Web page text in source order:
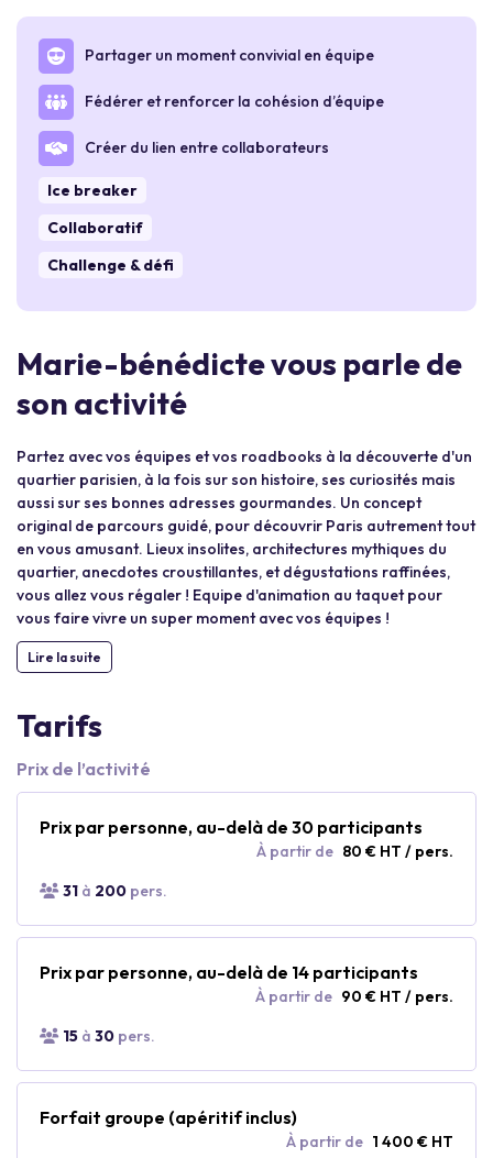
Partager un moment convivial en équipe
Fédérer et renforcer la cohésion d’équipe
Créer du lien entre collaborateurs
Ice breaker
Collaboratif
Challenge & défi
Marie-bénédicte vous parle de
son activité
Partez avec vos équipes et vos roadbooks à la découverte d'un
quartier parisien, à la fois sur son histoire, ses curiosités mais
aussi sur ses bonnes adresses gourmandes. Un concept
original de parcours guidé, pour découvrir Paris autrement tout
en vous amusant. Lieux insolites, architectures mythiques du
quartier, anecdotes croustillantes, et dégustations raffinées,
vous allez vous régaler ! Equipe d'animation au taquet pour
vous faire vivre un super moment avec vos équipes !
Lire la suite
Tarifs
Prix de l’activité
Prix par personne, au-delà de 30 participants
À partir de 80 € HT / pers.
31 à 200 pers.
Prix par personne, au-delà de 14 participants
À partir de 90 € HT / pers.
15 à 30 pers.
Forfait groupe (apéritif inclus)
À partir de 1 400 € HT